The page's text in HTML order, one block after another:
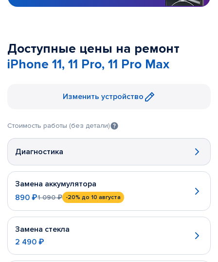
Доступные цены на ремонт
iPhone 11, 11 Pro, 11 Pro Max
Изменить устройство
Стоимость работы (без детали)
Диагностика
Замена аккумулятора
890 ₽1 090 ₽ -20% до 10 августа
Замена стекла
2 490 ₽